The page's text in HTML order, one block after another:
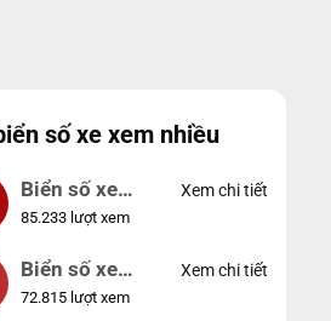
số xe xem nhiều
Biển số xe
99999
85.233 lượt xem
Xem chi tiết
Biển số xe
04953
72.815 lượt xem
Xem chi tiết